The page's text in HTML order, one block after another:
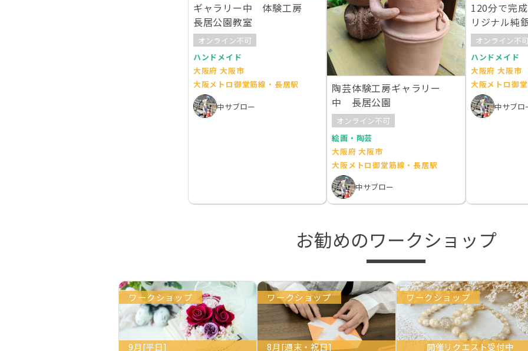
ギャラリー中 体験工房
長居公園教室
オンライン不可
ハンドメイド
大阪府 大阪市
大阪メトロ御堂筋線・長居駅
中サブロー
陶芸体験工房ギャラリー
中 長居公園
オンライン不可
絵画・陶芸
大阪府 大阪市
大阪メトロ御堂筋線・長居駅
中サブロー
120分で完
リジナル純
講習
オンライン不
ハンドメイド
大阪府 大阪市
大阪メトロ御
中サブロ
お勧めのワークショップ
ワークショップ
9月[平日]
ワークショップ
8月[週末・祝日]
ワークショップ
開催リクエスト受付中